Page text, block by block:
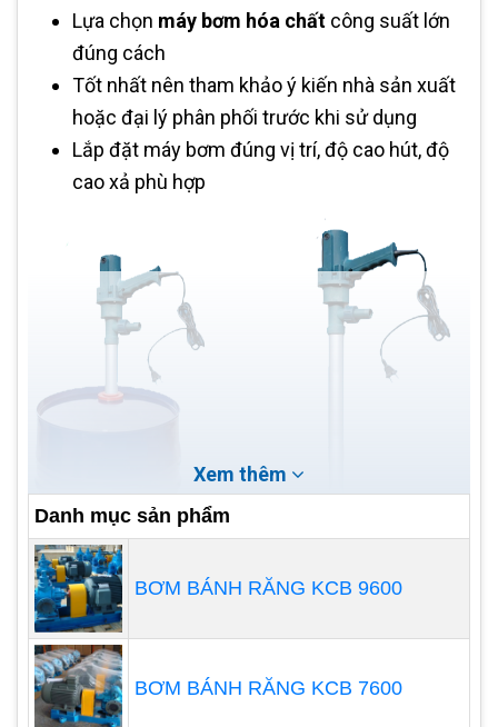
Lựa chọn máy bơm hóa chất công suất lớn
đúng cách
Tốt nhất nên tham khảo ý kiến nhà sản xuất
hoặc đại lý phân phối trước khi sử dụng
Lắp đặt máy bơm đúng vị trí, độ cao hút, độ
cao xả phù hợp
Tuyệt đối tuân thủ mọi quy định sử dụng bơm
Xem thêm
Danh mục sản phẩm
BƠM BÁNH RĂNG KCB 9600
BƠM BÁNH RĂNG KCB 7600